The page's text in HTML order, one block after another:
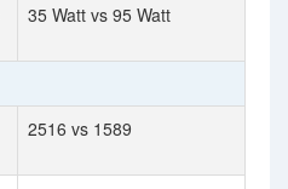
35 Watt vs 95 Watt
2516 vs 1589